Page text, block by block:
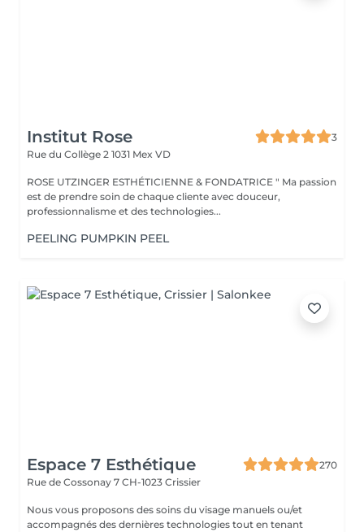
Institut Rose
3
Rue du Collège 2 1031 Mex VD
ROSE UTZINGER ESTHÉTICIENNE & FONDATRICE " Ma passion
est de prendre soin de chaque cliente avec douceur,
professionnalisme et des technologies...
PEELING PUMPKIN PEEL
Espace 7 Esthétique
270
Rue de Cossonay 7 CH-1023 Crissier
Nous vous proposons des soins du visage manuels ou/et
accompagnés des dernières technologies tout en tenant